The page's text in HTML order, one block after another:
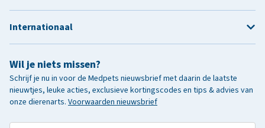
Wil je niets missen?
Schrijf je nu in voor de Medpets nieuwsbrief met daarin de laatste
nieuwtjes, leuke acties, exclusieve kortingscodes en tips & advies van
onze dierenarts. Voorwaarden nieuwsbrief
Internationaal